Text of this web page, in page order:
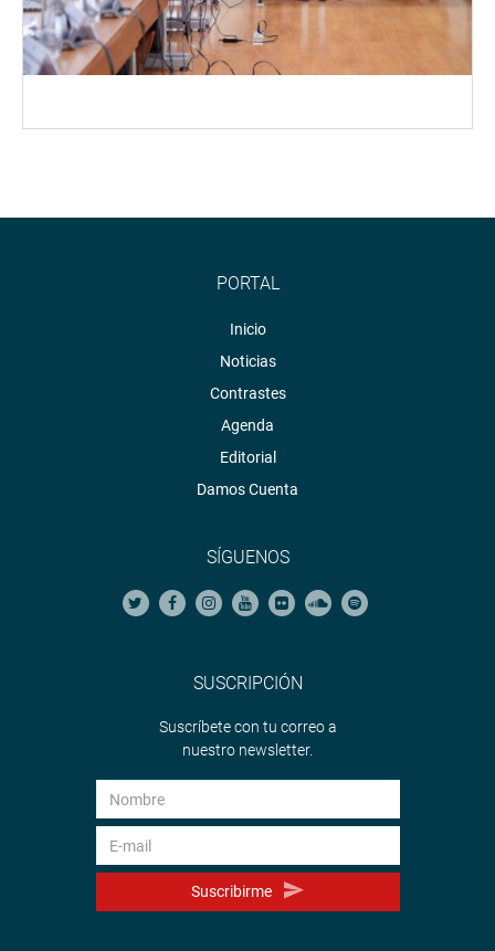
PORTAL
Inicio
Noticias
Contrastes
Agenda
Editorial
Damos Cuenta
SÍGUENOS
SUSCRIPCIÓN
Suscríbete con tu correo a
nuestro newsletter.
Suscribirme